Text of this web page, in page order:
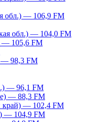
обл.) — 106,9 FM
обл.) — 104,0 FM
— 105,6 FM
— 98,3 FM
— 96,1 FM
— 88,3 FM
край) — 102,4 FM
— 104,9 FM